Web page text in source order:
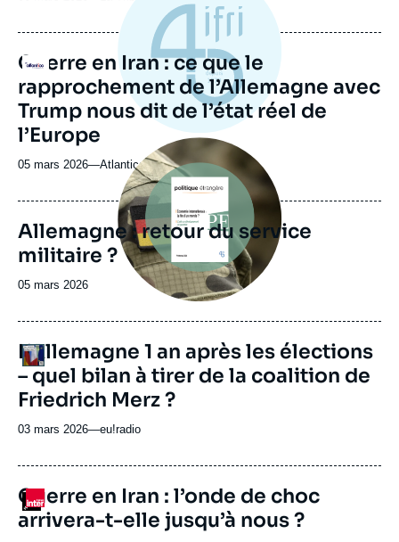
journal,
ou
émission
Logo
Guerre en Iran : ce que le
rapprochement de l’Allemagne avec
Trump nous dit de l’état réel de
l’Europe
05 mars 2026—Nom
journal,
revue
ou
émission
Atlantico
principale
Allemagne : retour du service
militaire ?
Date
publication
05 mars 2026
Logo
URL
de
Spotify
L’Allemagne 1 an après les élections
– quel bilan à tirer de la coalition de
Friedrich Merz ?
03 mars 2026—Nom
journal,
ou
émission
eu!radio
Logo
Guerre en Iran : l’onde de choc
arrivera-t-elle jusqu’à nous ?